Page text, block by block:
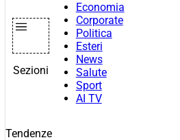
Sezioni
Economia
Corporate
Politica
Esteri
News
Salute
Sport
AI TV
Tendenze